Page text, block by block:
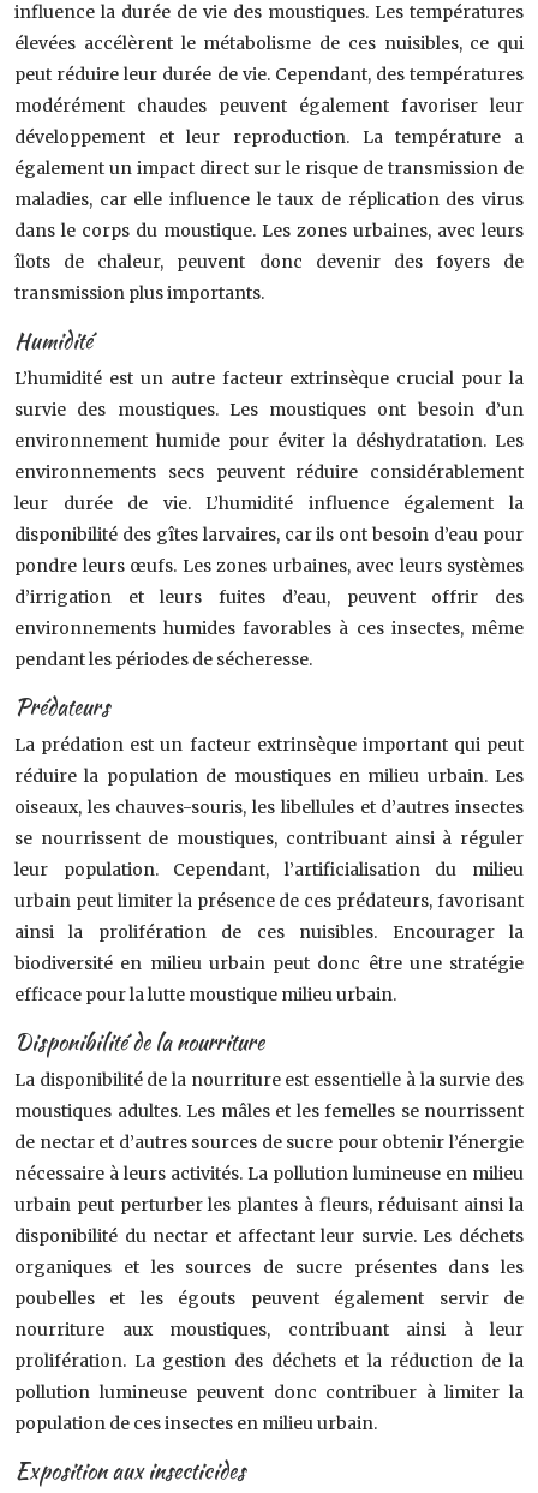
influence la durée de vie des moustiques. Les températures
élevées accélèrent le métabolisme de ces nuisibles, ce qui
peut réduire leur durée de vie. Cependant, des températures
modérément chaudes peuvent également favoriser leur
développement et leur reproduction. La température a
également un impact direct sur le risque de transmission de
maladies, car elle influence le taux de réplication des virus
dans le corps du moustique. Les zones urbaines, avec leurs
îlots de chaleur, peuvent donc devenir des foyers de
transmission plus importants.
Humidité
L’humidité est un autre facteur extrinsèque crucial pour la
survie des moustiques. Les moustiques ont besoin d’un
environnement humide pour éviter la déshydratation. Les
environnements secs peuvent réduire considérablement
leur durée de vie. L’humidité influence également la
disponibilité des gîtes larvaires, car ils ont besoin d’eau pour
pondre leurs œufs. Les zones urbaines, avec leurs systèmes
d’irrigation et leurs fuites d’eau, peuvent offrir des
environnements humides favorables à ces insectes, même
pendant les périodes de sécheresse.
Prédateurs
La prédation est un facteur extrinsèque important qui peut
réduire la population de moustiques en milieu urbain. Les
oiseaux, les chauves-souris, les libellules et d’autres insectes
se nourrissent de moustiques, contribuant ainsi à réguler
leur population. Cependant, l’artificialisation du milieu
urbain peut limiter la présence de ces prédateurs, favorisant
ainsi la prolifération de ces nuisibles. Encourager la
biodiversité en milieu urbain peut donc être une stratégie
efficace pour la lutte moustique milieu urbain.
Disponibilité de la nourriture
La disponibilité de la nourriture est essentielle à la survie des
moustiques adultes. Les mâles et les femelles se nourrissent
de nectar et d’autres sources de sucre pour obtenir l’énergie
nécessaire à leurs activités. La pollution lumineuse en milieu
urbain peut perturber les plantes à fleurs, réduisant ainsi la
disponibilité du nectar et affectant leur survie. Les déchets
organiques et les sources de sucre présentes dans les
poubelles et les égouts peuvent également servir de
nourriture aux moustiques, contribuant ainsi à leur
prolifération. La gestion des déchets et la réduction de la
pollution lumineuse peuvent donc contribuer à limiter la
population de ces insectes en milieu urbain.
Exposition aux insecticides